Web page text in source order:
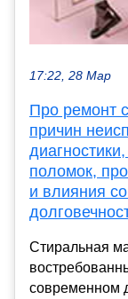
17:22, 28 Мар
Про ремонт
причин
поломок,
и влияния
Стиральная
современном